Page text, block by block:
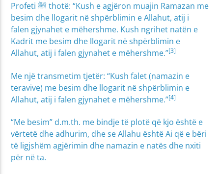
Profeti ﷺ thotë: “Kush e agjëron muajin Ramazan me
besim dhe llogarit në shpërblimin e Allahut, atij i
falen gjynahet e mëhershme. Kush ngrihet natën e
Kadrit me besim dhe llogarit në shpërblimin e
Allahut, atij i falen gjynahet e mëhershme.”[3]
Me një transmetim tjetër: “Kush falet (namazin e
teravive) me besim dhe llogarit në shpërblimin e
Allahut, atij i falen gjynahet e mëhershme.”[4]
“Me besim” d.m.th. me bindje të plotë që kjo është e
vërtetë dhe adhurim, dhe se Allahu është Ai që e bëri
të ligjshëm agjërimin dhe namazin e natës dhe nxiti
për në ta.